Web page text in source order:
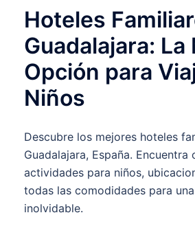
Hoteles
Guadalajara: La
Opción para
Niños
Descubre los mejores hoteles
Guadalajara, España. Encuentra
actividades para niños,
todas las comodidades para
inolvidable.